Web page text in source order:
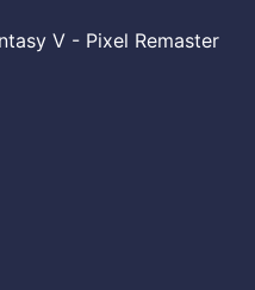
V - Pixel Remaster